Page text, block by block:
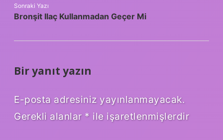
Sonraki Yazı
Bronşit Ilaç Kullanmadan Geçer Mi
Bir yanıt yazın
E-posta adresiniz yayınlanmayacak.
Gerekli alanlar * ile işaretlenmişlerdir